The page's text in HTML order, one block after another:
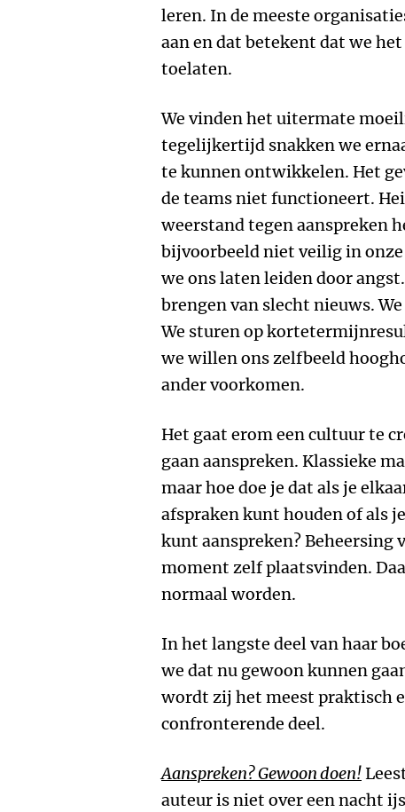
leren. In de meeste
aan en dat betekent dat we
toelaten.
We vinden het uitermate
tegelijkertijd snakken we
te kunnen ontwikkelen. Het
de teams niet functioneert.
weerstand tegen aanspreken
bijvoorbeeld niet veilig in
we ons laten leiden door
brengen van slecht nieuws.
We sturen op
we willen ons zelfbeeld
ander voorkomen.
Het gaat erom een cultuur te
gaan aanspreken. Klassieke
maar hoe doe je dat als je
afspraken kunt houden of als
kunt aanspreken? Beheersing
moment zelf plaatsvinden.
normaal worden.
In het langste deel van haar
we dat nu gewoon kunnen
wordt zij het meest praktisch
confronterende deel.
Aanspreken? Gewoon doen!
auteur is niet over een nacht